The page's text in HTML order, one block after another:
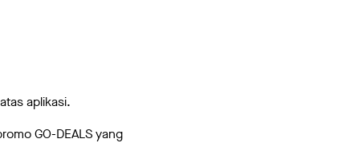
aplikasi.
GO-DEALS yang